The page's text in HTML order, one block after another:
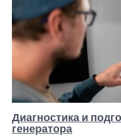
Диагностика и
генератора